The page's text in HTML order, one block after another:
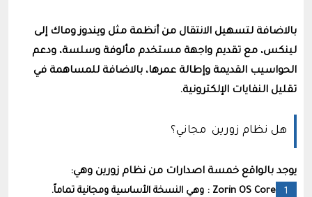
باﻻضافة لتسهيل الانتقال من أنظمة مثل ويندوز وماك إلى
لينكس، مع تقديم واجهة مستخدم مألوفة وسلسة، ودعم
الحواسيب القديمة وإطالة عمرها، باﻻضافة للمساهمة في
تقليل النفايات الإلكترونية.
هل نظام زورين مجاني؟
يوجد بالواقع خمسة اصدارات من نظام زورين وهي:
Zorin OS Core : وهي النسخة الأساسية ومجانية تماماً.